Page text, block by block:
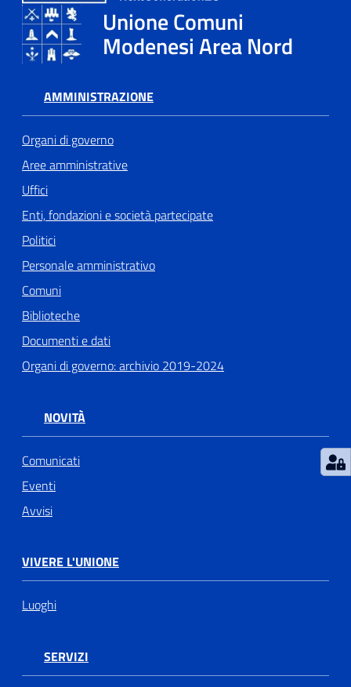
Tutti
gli
Seguici
su
Unione Comuni
Modenesi Area Nord
AMMINISTRAZIONE
Organi di governo
Aree amministrative
Uffici
Enti, fondazioni e società partecipate
Politici
Personale amministrativo
Comuni
Biblioteche
Documenti e dati
Organi di governo: archivio 2019-2024
NOVITÀ
Comunicati
Eventi
Avvisi
VIVERE L'UNIONE
Luoghi
SERVIZI